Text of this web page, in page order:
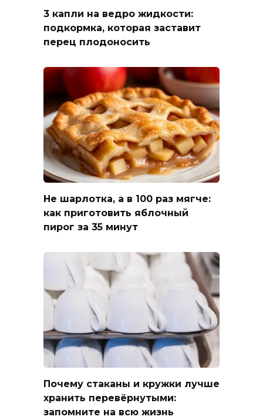
3 капли на ведро жидкости:
подкормка, которая заставит
перец плодоносить
Не шарлотка, а в 100 раз мягче:
как приготовить яблочный
пирог за 35 минут
Почему стаканы и кружки лучше
хранить перевёрнутыми:
запомните на всю жизнь